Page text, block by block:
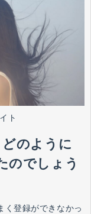
ト
のように
のでしょう
く登録ができなかっ